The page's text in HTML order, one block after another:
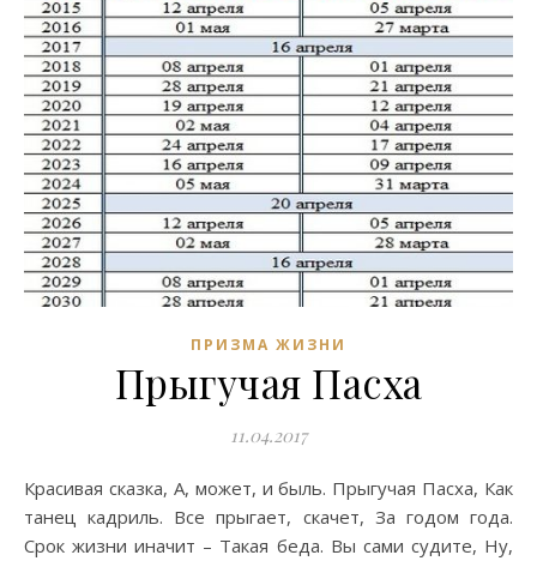
ПРИЗМА ЖИЗНИ
Прыгучая Пасха
11.04.2017
Красивая сказка, А, может, и быль. Прыгучая Пасха, Как
танец кадриль. Все прыгает, скачет, За годом года.
Срок жизни иначит – Такая беда. Вы сами судите, Ну,